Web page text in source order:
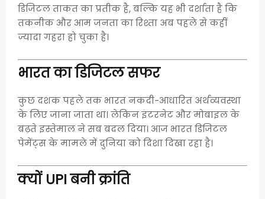
डिजिटल ताकत का प्रतीक है, बल्कि यह भी दर्शाता है कि
तकनीक और आम जनता का रिश्ता अब पहले से कहीं
ज्यादा गहरा हो चुका है।
भारत का डिजिटल सफर
कुछ दशक पहले तक भारत नकदी-आधारित अर्थव्यवस्था
के लिए जाना जाता था। लेकिन इंटरनेट और मोबाइल के
बढ़ते इस्तेमाल ने सब बदल दिया। आज भारत डिजिटल
पेमेंट्स के मामले में दुनिया को दिशा दिखा रहा है।
क्यों UPI बनी क्रांति